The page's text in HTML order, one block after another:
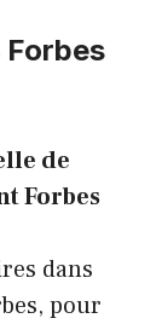
de
Forbes
dans
pour